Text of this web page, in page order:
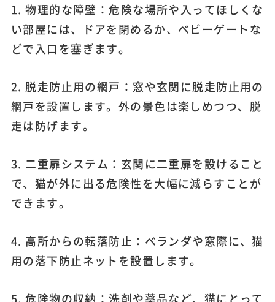
1. 物理的な障壁：危険な場所や入ってほしくな
い部屋には、ドアを閉めるか、ベビーゲートな
どで入口を塞ぎます。
2. 脱走防止用の網戸：窓や玄関に脱走防止用の
網戸を設置します。外の景色は楽しめつつ、脱
走は防げます。
3. 二重扉システム：玄関に二重扉を設けること
で、猫が外に出る危険性を大幅に減らすことが
できます。
4. 高所からの転落防止：ベランダや窓際に、猫
用の落下防止ネットを設置します。
5. 危険物の収納：洗剤や薬品など、猫にとって